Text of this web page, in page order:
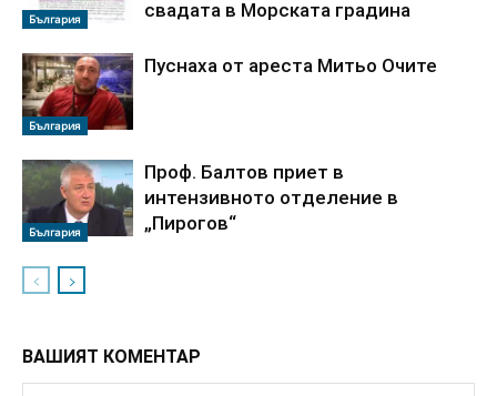
България
свадата в Морската градина
България
Пуснаха от ареста Митьо Очите
България
Проф. Балтов приет в
интензивното отделение в
„Пирогов“
ВАШИЯТ КОМЕНТАР